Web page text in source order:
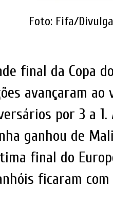
Foto: Fifa/
final da Copa
avançaram ao
por 3 a
ganhou de
final do
ficaram